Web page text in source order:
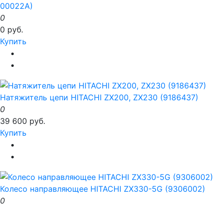
00022A)
0
0 руб.
Купить
Натяжитель цепи HITACHI ZX200, ZX230 (9186437)
0
39 600 руб.
Купить
Колесо направляющее HITACHI ZX330-5G (9306002)
0